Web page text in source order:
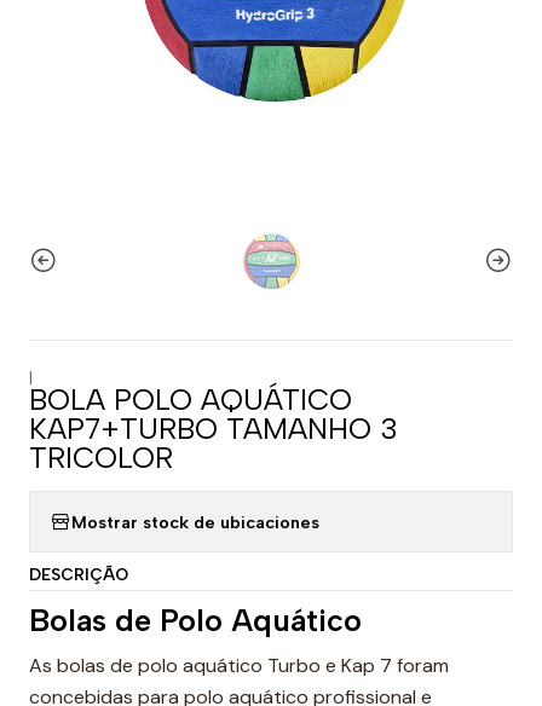
|
BOLA POLO AQUÁTICO
KAP7+TURBO TAMANHO 3
TRICOLOR
Mostrar stock de ubicaciones
DESCRIÇÃO
Bolas de Polo Aquático
As bolas de polo aquático Turbo e Kap 7 foram
concebidas para polo aquático profissional e